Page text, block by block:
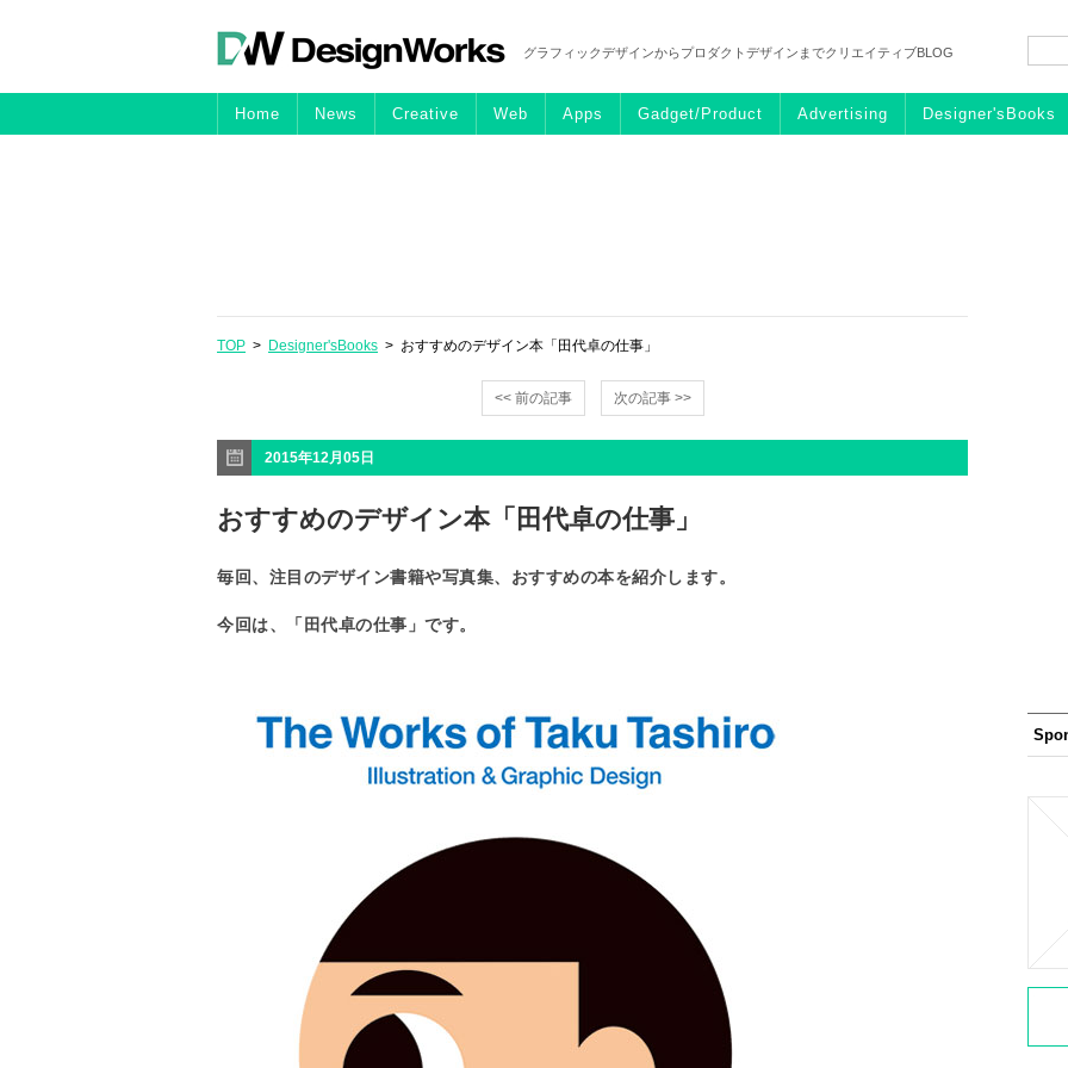
グラフィックデザインからプロダクトデザインまでクリエイティブBLOG
Home News Creative Web Apps Gadget/Product Advertising Designer'sBooks
TOP > Designer'sBooks > おすすめのデザイン本「田代卓の仕事」
<< 前の記事 次の記事 >>
2015年12月05日
おすすめのデザイン本「田代卓の仕事」
毎回、注目のデザイン書籍や写真集、おすすめの本を紹介します。
今回は、「田代卓の仕事」です。